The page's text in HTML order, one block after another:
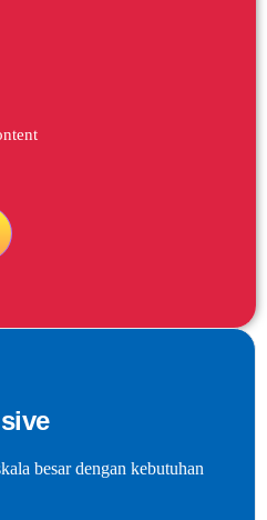
besar dengan kebutuhan